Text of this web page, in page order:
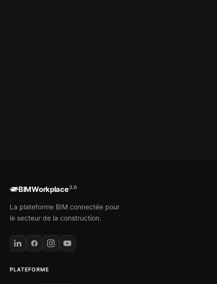
BIMWorkplace2.0
La plateforme BIM connectée pour
le secteur de la construction.
PLATEFORME